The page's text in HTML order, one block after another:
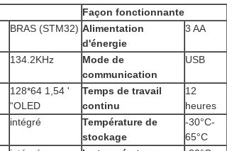
Façon fonctionnante
BRAS (STM32) Alimentation
d'énergie
3 AA
134.2KHz
Mode de
communication
USB
128*64 1,54 '
“OLED
Temps de travail
continu
12
heures
intégré
Température de
stockage
-30°C-
65°C